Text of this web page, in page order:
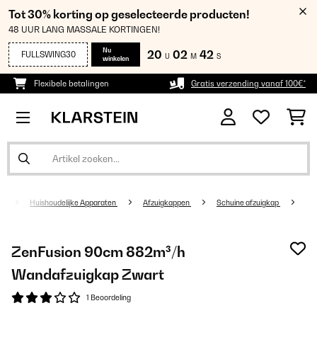
Tot 30% korting op geselecteerde producten!
48 UUR LANG MASSALE KORTINGEN!
FULLSWING30
Nu
winkelen
20 U 02 M 42 S
Flexibele betalingen Gratis verzending vanaf 100€*
Huishoudelijke Apparaten Afzuigkappen Schuine afzuigkap
ZenFusion 90cm 882m³/h
Wandafzuigkap Zwart
1 Beoordeling